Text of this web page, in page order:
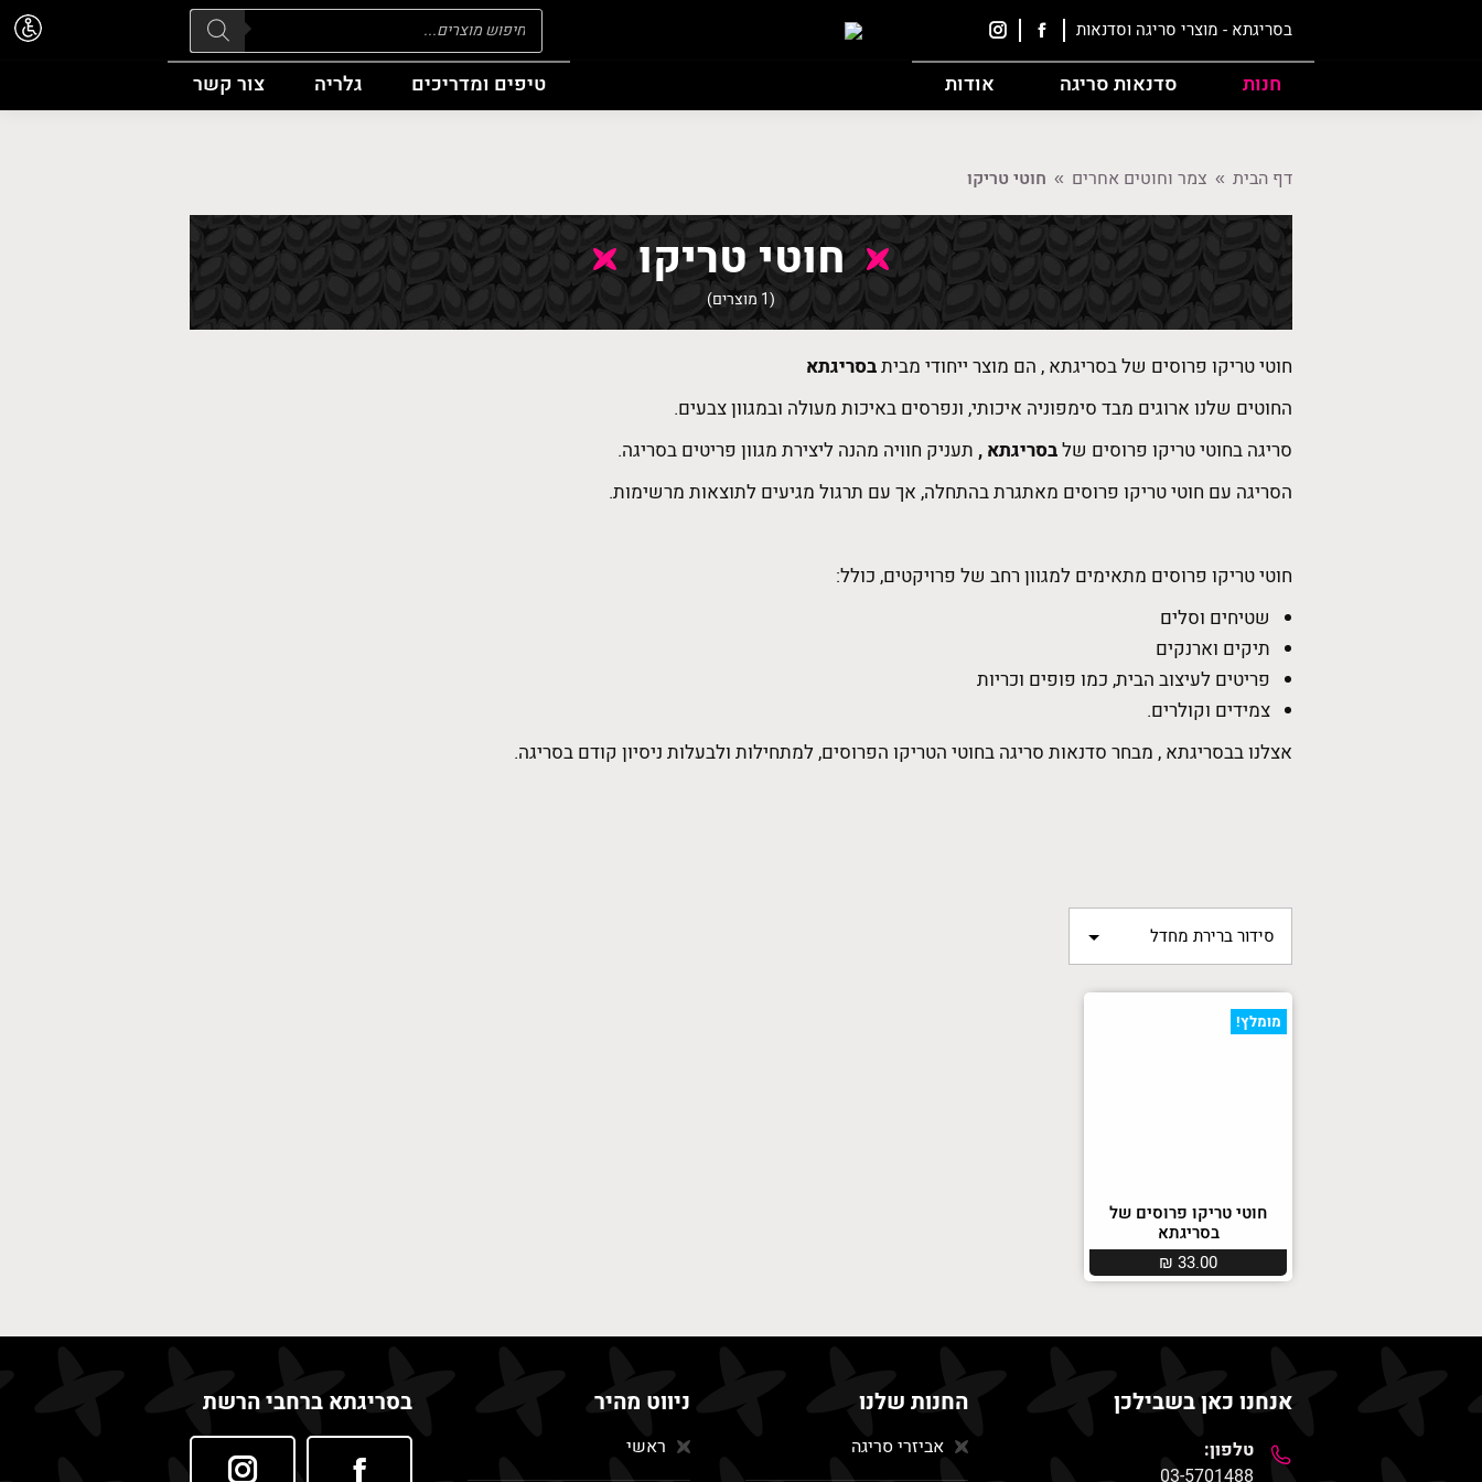
בסריגתא - מוצרי סריגה וסדנאות
Products
search
חנות סדנאות סריגה אודות טיפים ומדריכים גלריה צור קשר
You are here:
דף הבית צמר וחוטים אחרים חוטי טריקו
חוטי טריקו
(1 מוצרים)
חוטי טריקו פרוסים של בסריגתא , הם מוצר ייחודי מביתבסריגתא
החוטים שלנו ארוגים מבד סימפוניה איכותי, ונפרסים באיכות מעולה ובמגוון צבעים.
סריגה בחוטי טריקו פרוסים שלבסריגתא , תעניק חוויה מהנה ליצירת מגוון פריטים בסריגה.
הסריגה עם חוטי טריקו פרוסים מאתגרת בהתחלה, אך עם תרגול מגיעים לתוצאות מרשימות.
חוטי טריקו פרוסים מתאימים למגוון רחב של פרויקטים, כולל:
שטיחים וסלים
תיקים וארנקים
פריטים לעיצוב הבית, כמו פופים וכריות
צמידים וקולרים.
אצלנו בבסריגתא , מבחר סדנאות סריגה בחוטי הטריקו הפרוסים, למתחילות ולבעלות ניסיון קודם בסריגה.
מומלץ!
חוטי טריקו פרוסים של
בסריגתא
₪ 33.00
אנחנו כאן בשבילכן
טלפון:
03-5701488
החנות שלנו
אביזרי סריגה
ניווט מהיר
ראשי
בסריגתא ברחבי הרשת